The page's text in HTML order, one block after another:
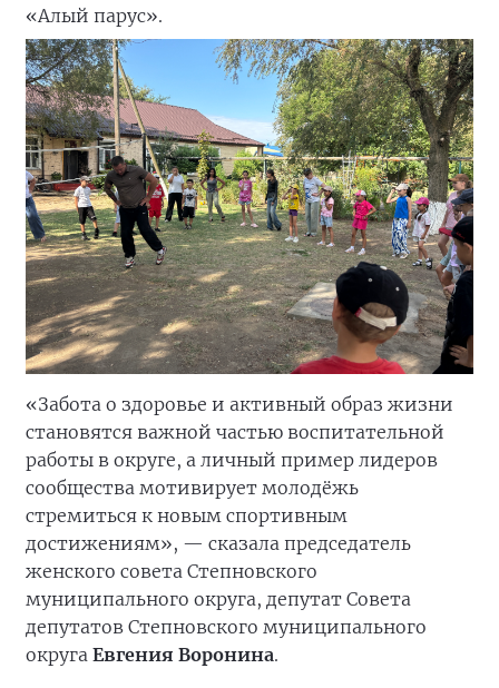
«Алый парус».
«Забота о здоровье и активный образ жизни
становятся важной частью воспитательной
работы в округе, а личный пример лидеров
сообщества мотивирует молодёжь
стремиться к новым спортивным
достижениям», — сказала председатель
женского совета Степновского
муниципального округа, депутат Совета
депутатов Степновского муниципального
округа Евгения Воронина.